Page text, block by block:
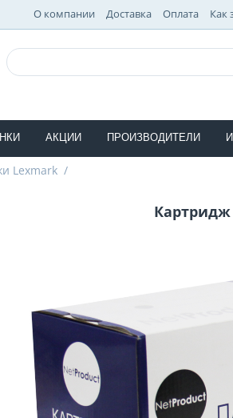
О компании Доставка Оплата Как
АКЦИИ ПРОИЗВОДИТЕЛИ
Lexmark /
Картридж